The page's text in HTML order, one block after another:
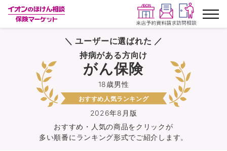
ランキングから探す
保険を比較する
保険会社から探す
イオンカード会員さま専用保険
＼ ユーザーに選ばれた ／
2026年8月版
18歳男性
持病がある方向け
がん保険
おすすめ人気ランキング
おすすめ・人気の商品をクリックが
多い順番にランキング形式でご紹介します。